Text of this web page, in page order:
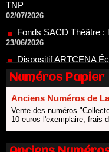
23/06/2026
Dispositif ARTCENA
20/06/2026
Le palmarès des prix
18/06/2026
Les 10 lauréats du
SACD
13/06/2026
Nomination de Nathalie
direction du Théâtre de
13/06/2026
Dispositif SACD
Numéros Papier
Anciens Numéros de
Vente des numéros
10 euros l'exemplaire, frais